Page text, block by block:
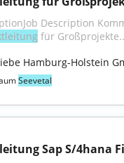
Description
für
Hamburg-Holstein
Seevetal
Sap S/4hana